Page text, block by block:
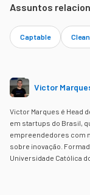
Assuntos
Captable
Victor
Victor Marques é Head
em startups do Brasil,
empreendedores com
sobre inovação.
Universidade Católica